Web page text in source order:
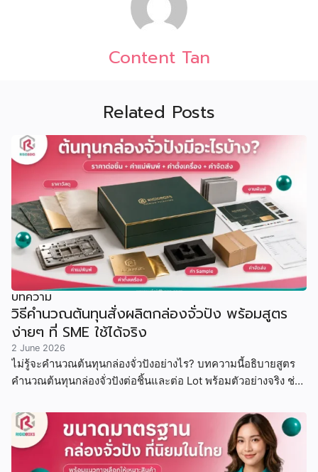
Content Tan
Related Posts
บทความ
วิธีคำนวณต้นทุนสั่งผลิตกล่องจั่วปัง พร้อมสูตร
ง่ายๆ ที่ SME ใช้ได้จริง
2 June 2026
ไม่รู้จะคำนวณต้นทุนกล่องจั่วปังอย่างไร? บทความนี้อธิบายสูตร
คำนวณต้นทุนกล่องจั่วปังต่อชิ้นและต่อ Lot พร้อมตัวอย่างจริง ช่วย